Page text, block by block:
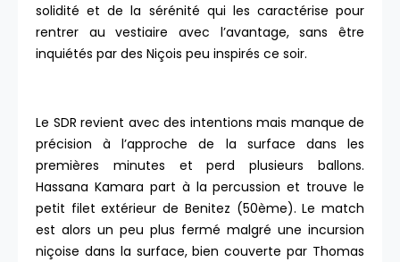
solidité et de la sérénité qui les caractérise pour
rentrer au vestiaire avec l’avantage, sans être
inquiétés par des Niçois peu inspirés ce soir.
Le SDR revient avec des intentions mais manque de
précision à l’approche de la surface dans les
premières minutes et perd plusieurs ballons.
Hassana Kamara part à la percussion et trouve le
petit filet extérieur de Benitez (50ème). Le match
est alors un peu plus fermé malgré une incursion
niçoise dans la surface, bien couverte par Thomas